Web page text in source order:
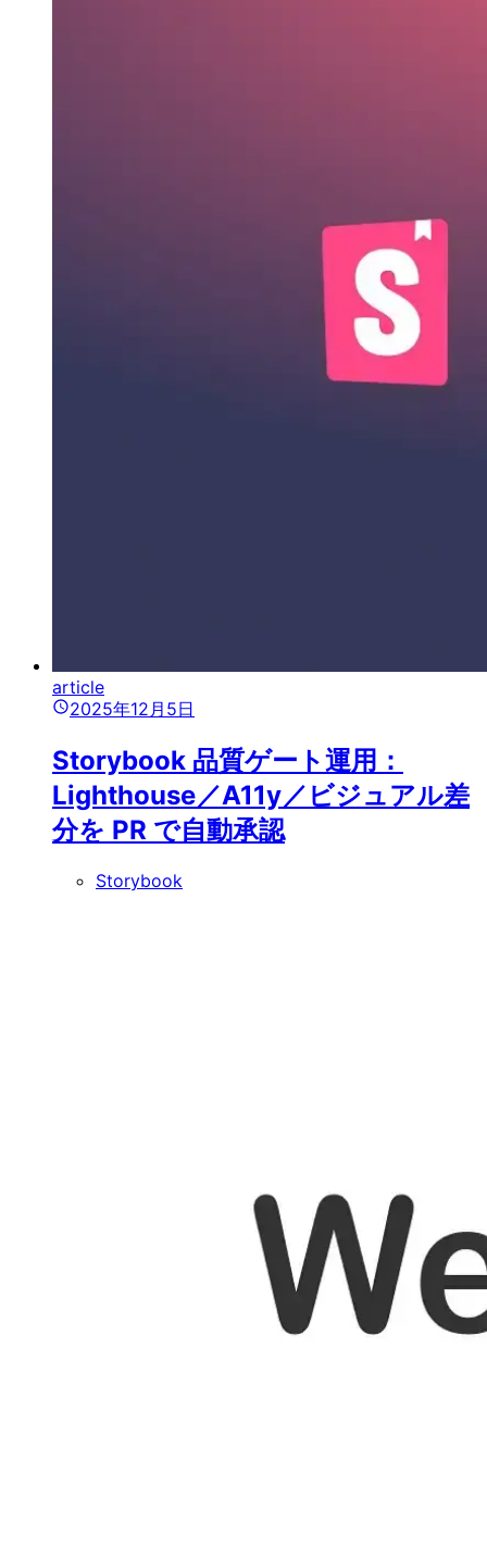
article
2025年12月5日
Storybook 品質ゲート運用：
Lighthouse／A11y／ビジュアル差
分を PR で自動承認
Storybook